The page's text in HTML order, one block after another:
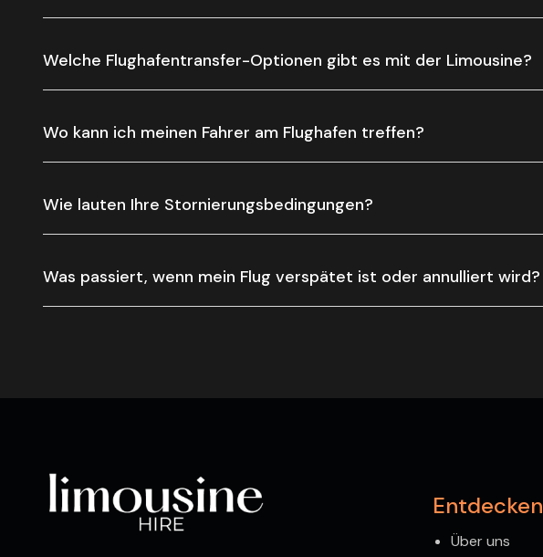
Welche Flughafentransfer-Optionen gibt es mit der Limousine?
Wo kann ich meinen Fahrer am Flughafen treffen?
Wie lauten Ihre Stornierungsbedingungen?
Was passiert, wenn mein Flug verspätet ist oder annulliert wird?
Entdecken
Über uns